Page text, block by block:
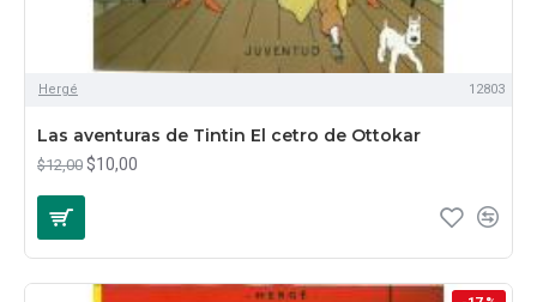
Hergé 12803
Las aventuras de Tintin El cetro de Ottokar
$12,00 $10,00